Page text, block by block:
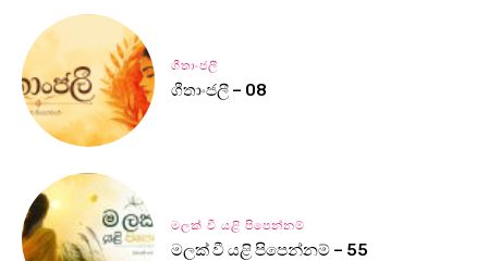
ගීතාංජලී
ගීතාංජලී – 08
මලක් වී යළි පිපෙන්නම්
මලක් වී යළි පිපෙන්නම් – 55